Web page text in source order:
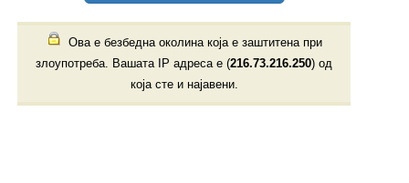
Ова е безбедна околина која е заштитена при
злоупотреба. Вашата IP адреса е (216.73.216.250) од
која сте и најавени.